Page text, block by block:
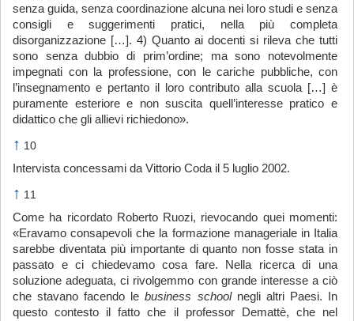
senza guida, senza coordinazione alcuna nei loro studi e senza
consigli e suggerimenti pratici, nella più completa
disorganizzazione […]. 4) Quanto ai docenti si rileva che tutti
sono senza dubbio di prim’ordine; ma sono notevolmente
impegnati con la professione, con le cariche pubbliche, con
l’insegnamento e pertanto il loro contributo alla scuola […] è
puramente esteriore e non suscita quell’interesse pratico e
didattico che gli allievi richiedono».
↑ 10
Intervista concessami da Vittorio Coda il 5 luglio 2002.
↑ 11
Come ha ricordato Roberto Ruozi, rievocando quei momenti:
«Eravamo consapevoli che la formazione manageriale in Italia
sarebbe diventata più importante di quanto non fosse stata in
passato e ci chiedevamo cosa fare. Nella ricerca di una
soluzione adeguata, ci rivolgemmo con grande interesse a ciò
che stavano facendo lebusiness schoolnegli altri Paesi. In
questo contesto il fatto che il professor Demattè, che nel